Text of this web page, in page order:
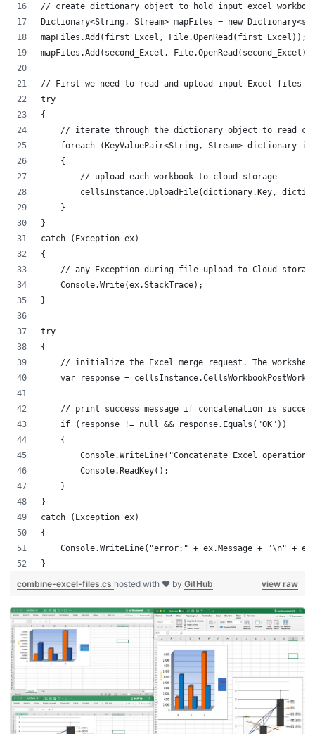
// create dictionary object to hold input excel
Dictionary<String, Stream> mapFiles = new
mapFiles.Add(first_Excel, File.OpenRead(first_Excel));
mapFiles.Add(second_Excel,
// First we need to read and upload input Excel files
try
// iterate through the dictionary object to read
foreach (KeyValuePair<String, Stream> dictionary
    {
        // upload each workbook to cloud storage
cellsInstance.UploadFile(dictionary.Key,
    }
catch (Exception ex)
// any Exception during file upload to Cloud
    Console.Write(ex.StackTrace);
try
// initialize the Excel merge request. The
var response =
// print success message if concatenation is
    if (response != null && response.Equals("OK"))
    {
Console.WriteLine("Concatenate Excel
        Console.ReadKey();
    }
catch (Exception ex)
Console.WriteLine("error:" + ex.Message + "\n" +
view raw
combine-excel-files.cshosted with ❤ byGitHub